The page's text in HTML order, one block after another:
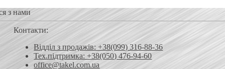
з нами
Контакти:
Відділ з продажів: +38(099) 316-88-36
Тех.підтримка: +38(050) 476-94-60
office@takel.com.ua